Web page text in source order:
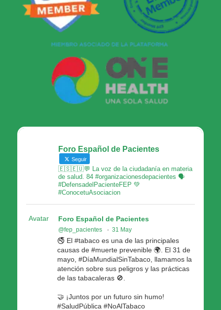
Foro Español de Pacientes
Seguir
🇪🇸🇪🇺💬 La voz de la ciudadanía en materia
de salud. 84 #organizacionesdepacientes 🗣
#DefensadelPacienteFEP 💚
#ConocetuAsociacion
Avatar Foro Español de Pacientes
@fep_pacientes · 31 May
🚭 El #tabaco es una de las principales
causas de #muerte prevenible 🌍. El 31 de
mayo, #DíaMundialSinTabaco, llamamos la
atención sobre sus peligros y las prácticas
de las tabacaleras 🚫.
🤝 ¡Juntos por un futuro sin humo!
#SaludPública #NoAlTabaco